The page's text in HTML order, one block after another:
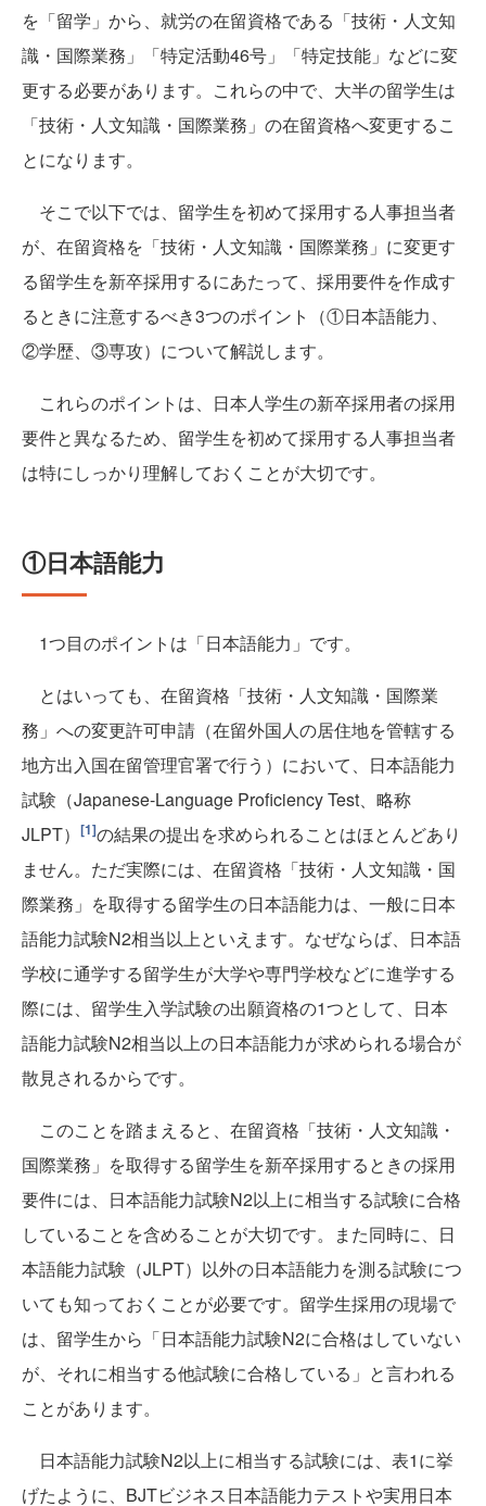
を「留学」から、就労の在留資格である「技術・人文知
識・国際業務」「特定活動46号」「特定技能」などに変
更する必要があります。これらの中で、大半の留学生は
「技術・人文知識・国際業務」の在留資格へ変更するこ
とになります。
そこで以下では、留学生を初めて採用する人事担当者
が、在留資格を「技術・人文知識・国際業務」に変更す
る留学生を新卒採用するにあたって、採用要件を作成す
るときに注意するべき3つのポイント（①日本語能力、
②学歴、③専攻）について解説します。
これらのポイントは、日本人学生の新卒採用者の採用
要件と異なるため、留学生を初めて採用する人事担当者
は特にしっかり理解しておくことが大切です。
①日本語能力
1つ目のポイントは「日本語能力」です。
とはいっても、在留資格「技術・人文知識・国際業
務」への変更許可申請（在留外国人の居住地を管轄する
地方出入国在留管理官署で行う）において、日本語能力
試験（Japanese-Language Proficiency Test、略称
JLPT） [1]の結果の提出を求められることはほとんどあり
ません。ただ実際には、在留資格「技術・人文知識・国
際業務」を取得する留学生の日本語能力は、一般に日本
語能力試験N2相当以上といえます。なぜならば、日本語
学校に通学する留学生が大学や専門学校などに進学する
際には、留学生入学試験の出願資格の1つとして、日本
語能力試験N2相当以上の日本語能力が求められる場合が
散見されるからです。
このことを踏まえると、在留資格「技術・人文知識・
国際業務」を取得する留学生を新卒採用するときの採用
要件には、日本語能力試験N2以上に相当する試験に合格
していることを含めることが大切です。また同時に、日
本語能力試験（JLPT）以外の日本語能力を測る試験につ
いても知っておくことが必要です。留学生採用の現場で
は、留学生から「日本語能力試験N2に合格はしていない
が、それに相当する他試験に合格している」と言われる
ことがあります。
日本語能力試験N2以上に相当する試験には、表1に挙
げたように、BJTビジネス日本語能力テストや実用日本